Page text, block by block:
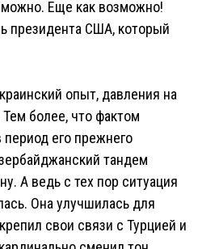
Еще как возможно!
президента США, который
опыт, давления на
Тем более, что фактом
период его прежнего
тандем
А ведь с тех пор ситуация
Она улучшилась для
свои связи с Турцией и